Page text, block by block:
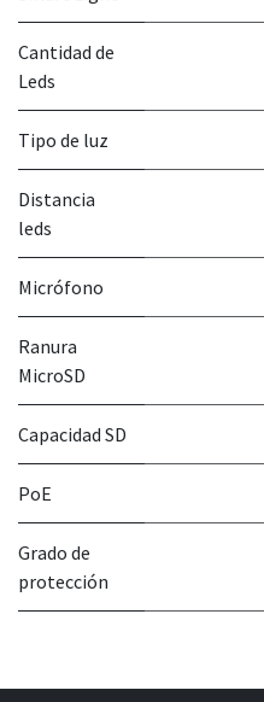
Cantidad de
Leds
Tipo de luz
Distancia
leds
Micrófono
Ranura
MicroSD
Capacidad SD
PoE
Grado de
protección